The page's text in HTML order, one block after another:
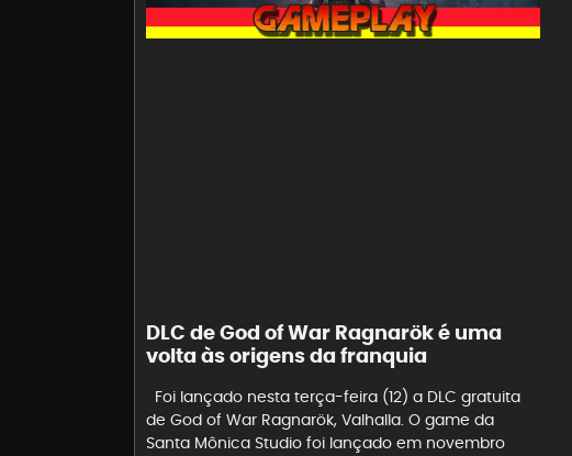
DLC de God of War Ragnarök é uma
volta às origens da franquia
Foi lançado nesta terça-feira (12) a DLC gratuita
de God of War Ragnarök, Valhalla. O game da
Santa Mônica Studio foi lançado em novembro